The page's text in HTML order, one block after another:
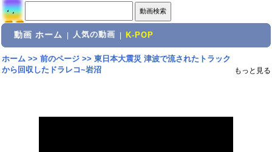
動画 ホーム 人気の動画 K-POP
ホーム>> 前のページ>> 東日本大震災 津波で流されたトラック
から回収したドラレコ~岩沼
もっと見る